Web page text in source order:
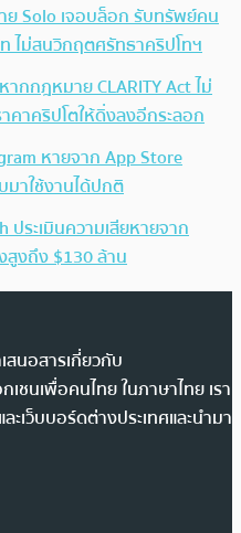
Solo เจอบล็อก รับทรัพย์คน
ไม่สนวิกฤตศรัทธาคริปโทฯ
กกฎหมาย CLARITY Act ไม่
าคริปโตให้ดิ่งลงอีกระลอก
หายจาก App Store
าใช้งานได้ปกติ
ประเมินความเสียหายจาก
สูงถึง $130 ล้าน
สนอสารเกี่ยวกับ
ชนเพื่อคนไทย ในภาษาไทย เรา
เว็บบอร์ดต่างประเทศและนำมา